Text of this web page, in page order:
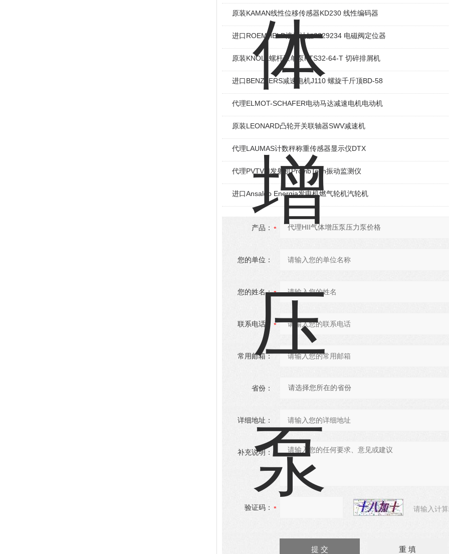
原装KAMAN线性位移传感器KD230 线性编码器
进口ROEMHELD液压油缸3829234 电磁阀定位器
原装KNOLL螺杆泵单泵KTS32-64-T 切碎排屑机
进口BENZLERS减速电机J110 螺旋千斤顶BD-58
代理ELMOT-SCHAFER电动马达减速电机电动机
原装LEONARD凸轮开关联轴器‌SWV减速机
代理LAUMAS计数秤称重传感器显示仪DTX
代理PVTVM发射机ProvibTech振动监测仪
进口Ansaldo Energia发电机燃气轮机汽轮机
产品：
您的单位：
您的姓名：
联系电话：
常用邮箱：
省份：
详细地址：
补充说明：
验证码： 请输入计